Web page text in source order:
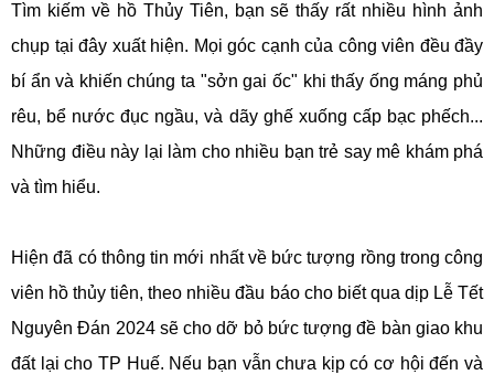
Tìm kiếm về hồ Thủy Tiên, bạn sẽ thấy rất nhiều hình ảnh
chụp tại đây xuất hiện. Mọi góc cạnh của công viên đều đầy
bí ẩn và khiến chúng ta "sởn gai ốc" khi thấy ống máng phủ
rêu, bể nước đục ngầu, và dãy ghế xuống cấp bạc phếch...
Những điều này lại làm cho nhiều bạn trẻ say mê khám phá
và tìm hiểu.
Hiện đã có thông tin mới nhất về bức tượng rồng trong công
viên hồ thủy tiên, theo nhiều đầu báo cho biết qua dịp Lễ Tết
Nguyên Đán 2024 sẽ cho dỡ bỏ bức tượng đề bàn giao khu
đất lại cho TP Huế. Nếu bạn vẫn chưa kịp có cơ hội đến và